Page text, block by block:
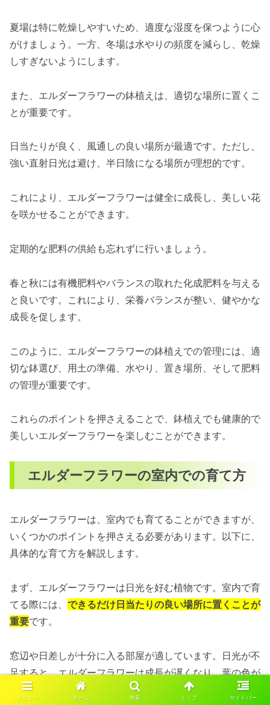
夏場は特に乾燥しやすいため、適度な湿度を保つように心
がけましょう。一方、冬場は水やりの頻度を減らし、乾燥
しすぎないようにします。
また、エルダーフラワーの鉢植えは、適切な場所に置くこ
とが重要です。
日当たりが良く、風通しの良い場所が最適です。ただし、
強い直射日光は避け、半日陰になる場所が理想的です。
これにより、エルダーフラワーは健全に成長し、美しい花
を咲かせることができます。
定期的な肥料の供給も忘れずに行いましょう。
春と秋には有機肥料やバランスの取れた化成肥料を与える
と良いです。これにより、栄養バランスが整い、健やかな
成長を促します。
このように、エルダーフラワーの鉢植えでの管理には、適
切な鉢選び、用土の準備、水やり、置き場所、そして肥料
の管理が重要です。
これらのポイントを押さえることで、鉢植えでも健康的で
美しいエルダーフラワーを楽しむことができます。
エルダーフラワーの室内での育て方
エルダーフラワーは、室内でも育てることができますが、
いくつかのポイントを押さえる必要があります。以下に、
具体的な育て方を解説します。
まず、エルダーフラワーは日光を好む植物です。室内で育
てる際には、 できるだけ日当たりの良い場所に置くことが
重要です。
窓辺や日差しが十分に入る部屋が適しています。日光が不
足すると、エルダーフラワーは成長が遅くなり、葉の色が
悪くなることがあります。
メニュー ホーム 検索 トップ サイドバー